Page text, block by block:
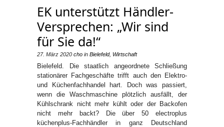
EK unterstützt Händler-
Versprechen: „Wir sind
für Sie da!“
27. März 2020 cho in Bielefeld, Wirtschaft
Bielefeld. Die staatlich angeordnete Schließung
stationärer Fachgeschäfte trifft auch den Elektro-
und Küchenfachhandel hart. Doch was passiert,
wenn die Waschmaschine plötzlich ausfällt, der
Kühlschrank nicht mehr kühlt oder der Backofen
nicht mehr backt? Die über 50 electroplus
küchenplus-Fachhändler in ganz Deutschland